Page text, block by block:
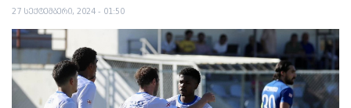
27 სექტემბერი, 2024 - 01:50